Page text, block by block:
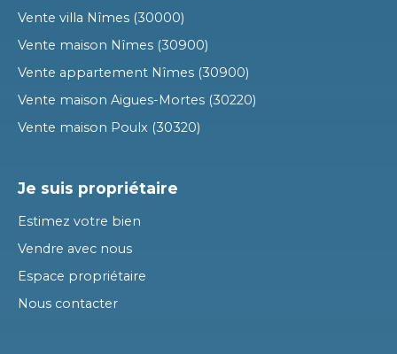
Vente villa Nîmes (30000)
Vente maison Nîmes (30900)
Vente appartement Nîmes (30900)
Vente maison Aigues-Mortes (30220)
Vente maison Poulx (30320)
Je suis propriétaire
Estimez votre bien
Vendre avec nous
Espace propriétaire
Nous contacter